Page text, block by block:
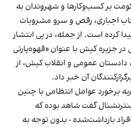
بر کسب‌وکارها و شهروندان به
اجباری، رقص و سرو مشروبات
کرده است. از جمله، در پی انتشار
در جزیره کیش با عنوان «قهوه‌پارتی
دادستان عمومی و انقلاب کیش، از
آن خبر داد.
برخورد عوامل انتظامی با چنین
گفت شاهد بوده که
بازداشت‌‌شده - بدون توجه به